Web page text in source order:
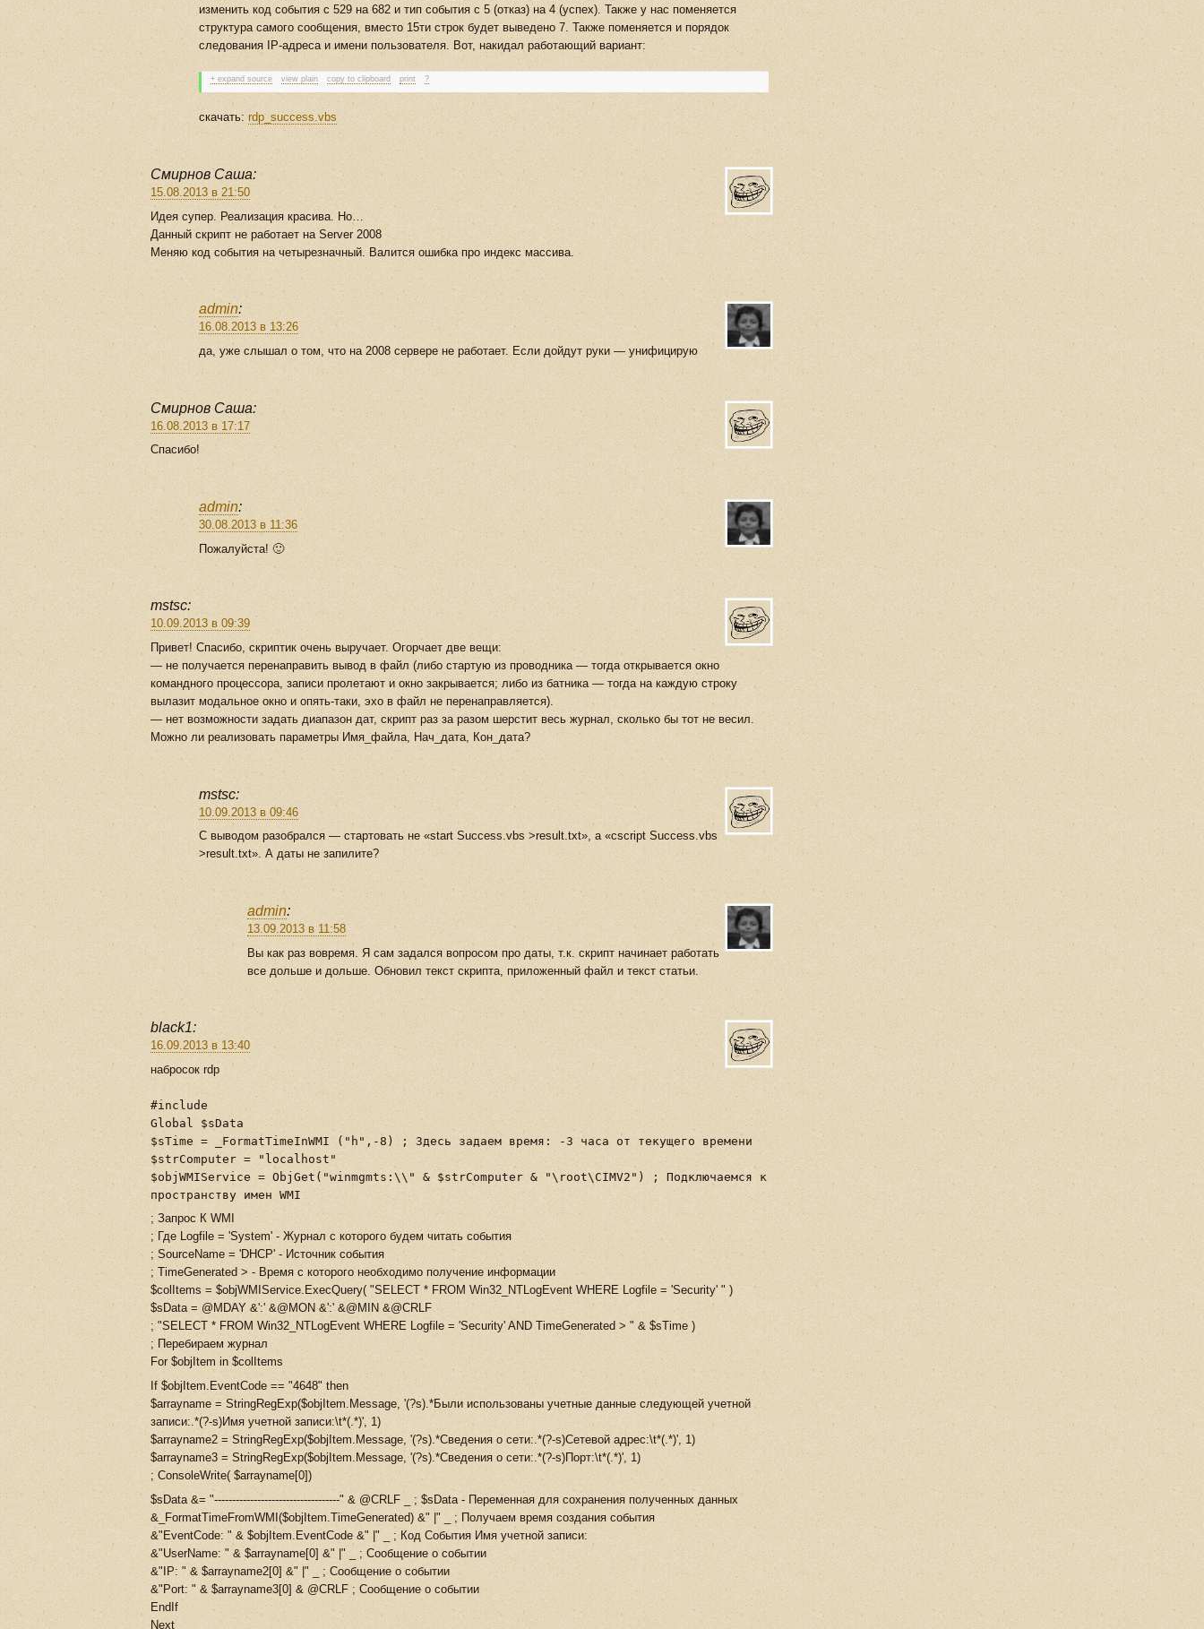
изменить код события с 529 на 682 и тип события с 5 (отказ) на 4 (успех). Также у нас поменяется
структура самого сообщения, вместо 15ти строк будет выведено 7. Также поменяется и порядок
следования IP-адреса и имени пользователя. Вот, накидал работающий вариант:
+ expand source view plain copy to clipboard print ?
скачать:rdp_success.vbs
Смирнов Саша:
15.08.2013 в 21:50
Идея супер. Реализация красива. Но…
Данный скрипт не работает на Server 2008
Меняю код события на четырезначный. Валится ошибка про индекс массива.
admin:
16.08.2013 в 13:26
да, уже слышал о том, что на 2008 сервере не работает. Если дойдут руки — унифицирую
Смирнов Саша:
16.08.2013 в 17:17
Спасибо!
admin:
30.08.2013 в 11:36
Пожалуйста! 🙂
mstsc:
10.09.2013 в 09:39
Привет! Спасибо, скриптик очень выручает. Огорчает две вещи:
— не получается перенаправить вывод в файл (либо стартую из проводника — тогда открывается окно
командного процессора, записи пролетают и окно закрывается; либо из батника — тогда на каждую строку
вылазит модальное окно и опять-таки, эхо в файл не перенаправляется).
— нет возможности задать диапазон дат, скрипт раз за разом шерстит весь журнал, сколько бы тот не весил.
Можно ли реализовать параметры Имя_файла, Нач_дата, Кон_дата?
mstsc:
10.09.2013 в 09:46
С выводом разобрался — стартовать не «start Success.vbs >result.txt», а «cscript Success.vbs
>result.txt». А даты не запилите?
admin:
13.09.2013 в 11:58
Вы как раз вовремя. Я сам задался вопросом про даты, т.к. скрипт начинает работать
все дольше и дольше. Обновил текст скрипта, приложенный файл и текст статьи.
black1:
16.09.2013 в 13:40
набросок rdp
#include
Global $sData
$sTime = _FormatTimeInWMI ("h",-8) ; Здесь задаем время: -3 часа от текущего времени
$strComputer = "localhost"
$objWMIService = ObjGet("winmgmts:\\" & $strComputer & "\root\CIMV2") ; Подключаемся к
пространству имен WMI
; Запрос К WMI
; Где Logfile = 'System' - Журнал с которого будем читать события
; SourceName = 'DHCP' - Источник события
; TimeGenerated > - Время с которого необходимо получение информации
$colItems = $objWMIService.ExecQuery( "SELECT * FROM Win32_NTLogEvent WHERE Logfile = 'Security' " )
$sData = @MDAY &':' &@MON &':' &@MIN &@CRLF
; "SELECT * FROM Win32_NTLogEvent WHERE Logfile = 'Security' AND TimeGenerated > " & $sTime )
; Перебираем журнал
For $objItem in $colItems
If $objItem.EventCode == "4648" then
$arrayname = StringRegExp($objItem.Message, '(?s).*Были использованы учетные данные следующей учетной
записи:.*(?-s)Имя учетной записи:\t*(.*)', 1)
$arrayname2 = StringRegExp($objItem.Message, '(?s).*Сведения о сети:.*(?-s)Сетевой адрес:\t*(.*)', 1)
$arrayname3 = StringRegExp($objItem.Message, '(?s).*Сведения о сети:.*(?-s)Порт:\t*(.*)', 1)
; ConsoleWrite( $arrayname[0])
$sData &= "-----------------------------------" & @CRLF _ ; $sData - Переменная для сохранения полученных данных
&_FormatTimeFromWMI($objItem.TimeGenerated) &" |" _ ; Получаем время создания события
&"EventCode: " & $objItem.EventCode &" |" _ ; Код События Имя учетной записи:
&"UserName: " & $arrayname[0] &" |" _ ; Сообщение о событии
&"IP: " & $arrayname2[0] &" |" _ ; Сообщение о событии
&"Port: " & $arrayname3[0] & @CRLF ; Сообщение о событии
EndIf
Next